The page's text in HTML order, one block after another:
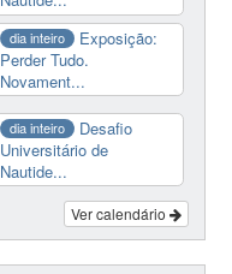
dia inteiro
Exposição:
Perder Tudo.
Novament...
dia inteiro
Desafio
Universitário de
Nautide...
Ver calendário